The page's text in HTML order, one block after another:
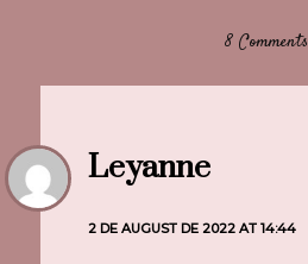
8 Comments
Leyanne
2 DE AUGUST DE 2022 AT 14:44